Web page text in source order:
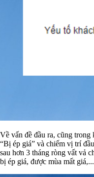
Về vấn đề đầu ra, cũng trong
“Bị ép giá” và chiếm vị trí
sau hơn 3 tháng ròng vất vả
bị ép giá, được mùa mất giá,...